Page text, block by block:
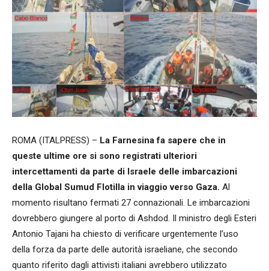
ROMA (ITALPRESS) – La Farnesina fa sapere che in
queste ultime ore si sono registrati ulteriori
intercettamenti da parte di Israele delle imbarcazioni
della Global Sumud Flotilla in viaggio verso Gaza. Al
momento risultano fermati 27 connazionali. Le imbarcazioni
dovrebbero giungere al porto di Ashdod. Il ministro degli Esteri
Antonio Tajani ha chiesto di verificare urgentemente l’uso
della forza da parte delle autorità israeliane, che secondo
quanto riferito dagli attivisti italiani avrebbero utilizzato